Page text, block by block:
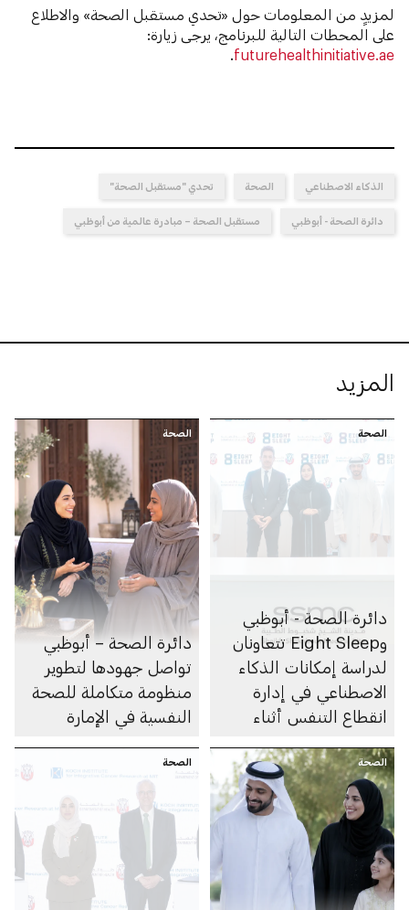
لمزيدٍ من المعلومات حول «تحدي مستقبل الصحة» والاطلاع
على المحطات التالية للبرنامج، يرجى زيارة:
futurehealthinitiative.ae
⁠.
الذكاء الاصطناعي الصحة تحدي "مستقبل الصحة"
دائرة الصحة - أبوظبي مستقبل الصحة – مبادرة عالمية من أبوظبي
المزيد
الصحة
دائرة الصحة - أبوظبي
وEight Sleep تتعاونان
لدراسة إمكانات الذكاء
الاصطناعي في إدارة
انقطاع التنفس أثناء
الصحة
دائرة الصحة – أبوظبي
تواصل جهودها لتطوير
منظومة متكاملة للصحة
النفسية في الإمارة
الصحة الصحة